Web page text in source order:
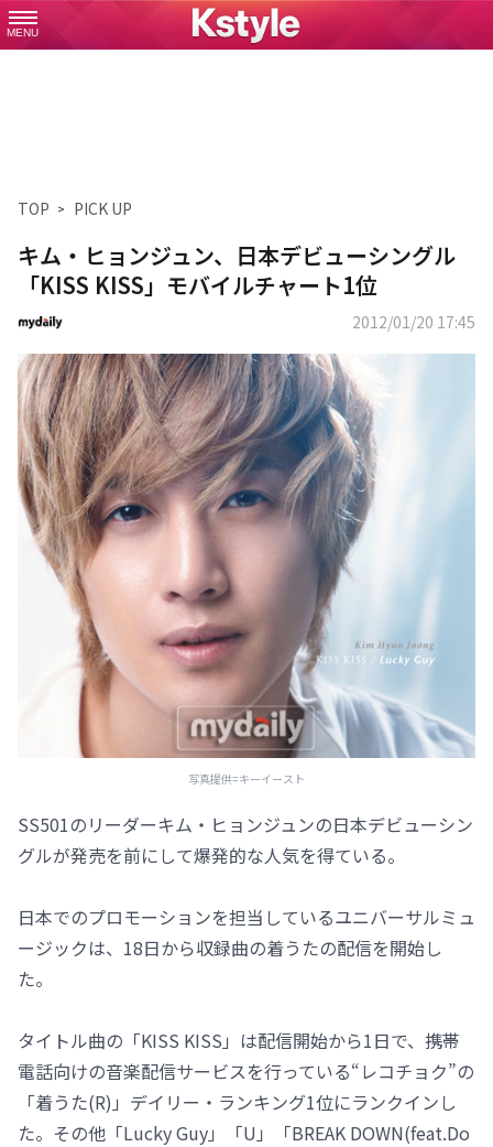
MENU
TOP PICK UP
キム・ヒョンジュン、日本デビューシングル
「KISS KISS」モバイルチャート1位
2012/01/20 17:45
写真提供=キーイースト
SS501のリーダーキム・ヒョンジュンの日本デビューシン
グルが発売を前にして爆発的な人気を得ている。
日本でのプロモーションを担当しているユニバーサルミュ
ージックは、18日から収録曲の着うたの配信を開始し
た。
タイトル曲の「KISS KISS」は配信開始から1日で、携帯
電話向けの音楽配信サービスを行っている“レコチョク”の
「着うた(R)」デイリー・ランキング1位にランクインし
た。その他「Lucky Guy」「U」「BREAK DOWN(feat.Do